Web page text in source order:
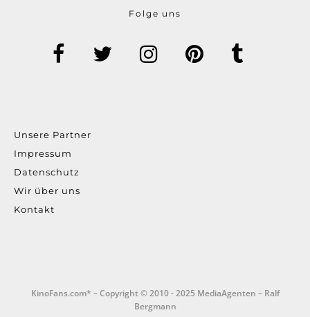
Folge uns
Unsere Partner
Impressum
Datenschutz
Wir über uns
Kontakt
KinoFans.com* – Copyright © 2010 - 2025 MediaAgenten – Ralf
Bergmann